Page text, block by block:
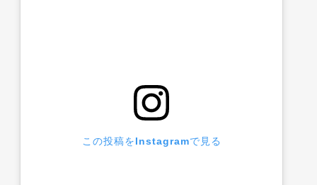
この投稿をInstagramで見る